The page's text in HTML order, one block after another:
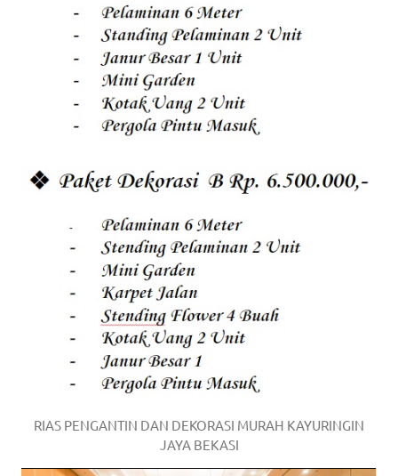
RIAS PENGANTIN DAN DEKORASI MURAH KAYURINGIN
JAYA BEKASI